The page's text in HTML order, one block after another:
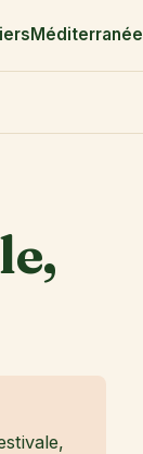
Méditerranée